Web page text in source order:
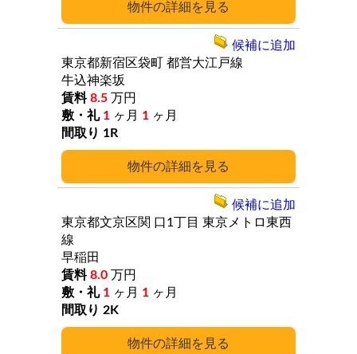
詳細
詳細
東京都新宿区袋町 都営大江戸線
牛込神楽坂
8.5 万円
1 ヶ月 1 ヶ月
1R
候補に追加
詳細
東京都文京区関 口1丁目 東京メトロ東西
線
早稲田
8.0 万円
1 ヶ月 1 ヶ月
2K
候補に追加